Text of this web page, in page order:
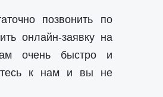
позвонить по
онлайн-заявку на
очень быстро и
к нам и вы не